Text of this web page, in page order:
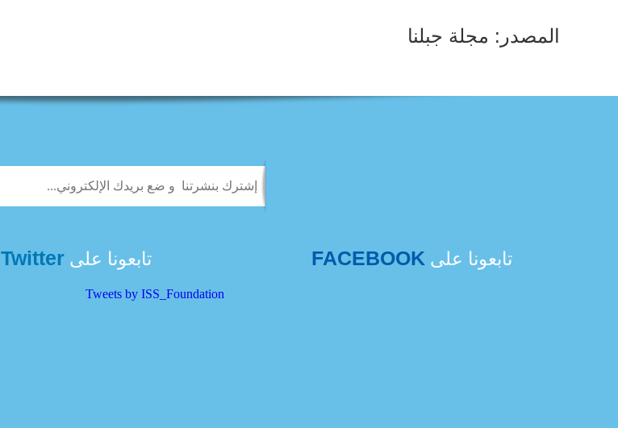
المصدر: مجلة جبلنا
تابعونا على FACEBOOK تابعونا علىTwitter
Tweets by ISS_Foundation